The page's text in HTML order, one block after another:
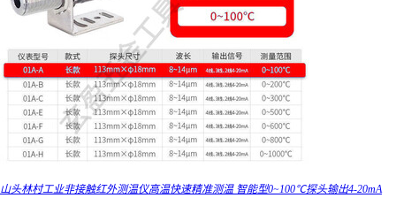
山头林村工业非接触红外测温仪高温快速精准测温 智能型0~100℃探头输出4-20mA